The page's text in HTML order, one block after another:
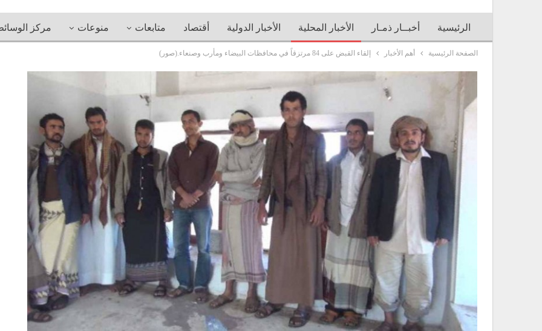
الرئيسية أخبــار ذمـار الأخبار المحلية الأخبار الدولية أقتصاد متابعات منوعات مركز
الصفحة الرئيسية أهم الأخبار إلقاء القبض على 84 مرتزقاً في محافظات البيضاء ومأرب وصنعاء.(صور)